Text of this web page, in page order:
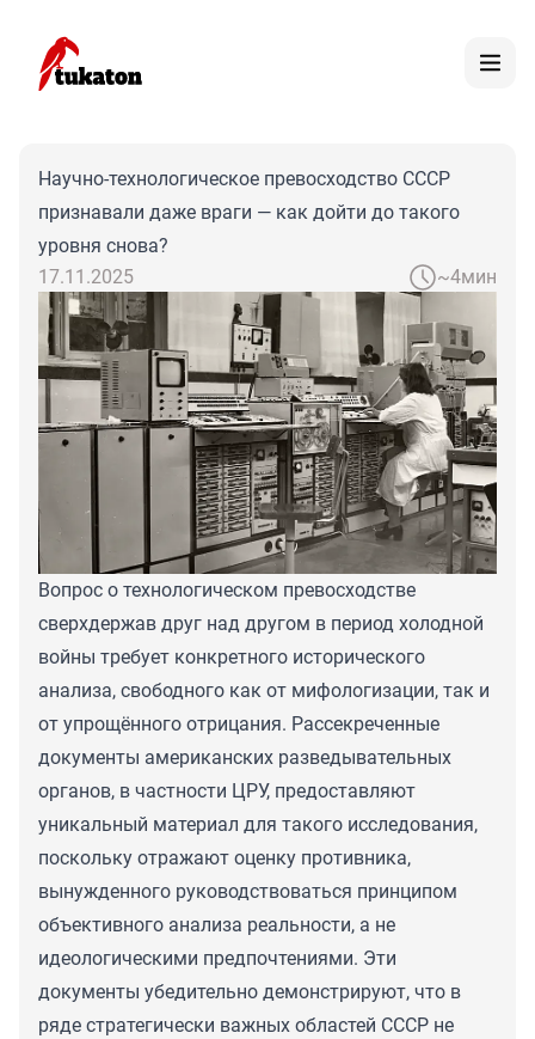
Научно-технологическое превосходство СССР
признавали даже враги — как дойти до такого
уровня снова?
17.11.2025
~4мин
Вопрос о технологическом превосходстве
сверхдержав друг над другом в период холодной
войны требует конкретного исторического
анализа, свободного как от мифологизации, так и
от упрощённого отрицания. Рассекреченные
документы американских разведывательных
органов, в частности ЦРУ, предоставляют
уникальный материал для такого исследования,
поскольку отражают оценку противника,
вынужденного руководствоваться принципом
объективного анализа реальности, а не
идеологическими предпочтениями. Эти
документы убедительно демонстрируют, что в
ряде стратегически важных областей СССР не